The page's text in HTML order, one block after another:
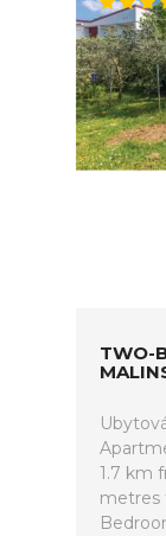
TWO-
1.7 km
metres